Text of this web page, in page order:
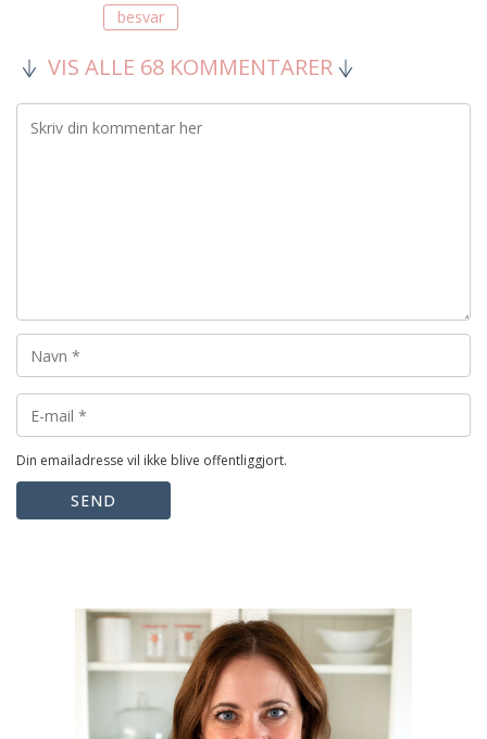
besvar
VIS ALLE 68 KOMMENTARER
Din emailadresse vil ikke blive offentliggjort.
SEND